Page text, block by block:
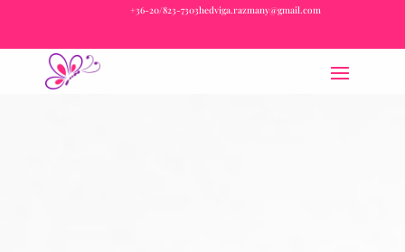
+36-20/823-7303hedviga.razmany@gmail.com